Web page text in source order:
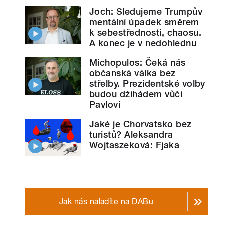
Joch: Sledujeme Trumpův
mentální úpadek směrem
k sebestřednosti, chaosu.
A konec je v nedohlednu
Michopulos: Čeká nás
občanská válka bez
střelby. Prezidentské volby
budou džihádem vůči
Pavlovi
Jaké je Chorvatsko bez
turistů? Aleksandra
Wojtaszeková: Fjaka
Jak nás naladíte na DABu